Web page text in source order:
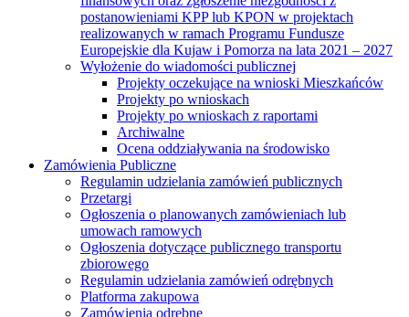
postanowieniami KPP lub KPON w projektach
realizowanych w ramach Programu Fundusze
Europejskie dla Kujaw i Pomorza na lata 2021 – 2027
Wyłożenie do wiadomości publicznej
Projekty oczekujące na wnioski Mieszkańców
Projekty po wnioskach
Projekty po wnioskach z raportami
Archiwalne
Ocena oddziaływania na środowisko
Zamówienia Publiczne
Regulamin udzielania zamówień publicznych
Przetargi
Ogłoszenia o planowanych zamówieniach lub
umowach ramowych
Ogłoszenia dotyczące publicznego transportu
zbiorowego
Regulamin udzielania zamówień odrębnych
Platforma zakupowa
Zamówienia odrębne